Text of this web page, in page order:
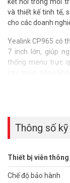
và thiết kế tinh tế,
cho các doanh
Yealink CP965 có
7 inch lớn, giúp
thống menu trực
Điện thoại hội nghị
sẽ luôn được bảo
bảo vệ thông tin
Lợi ích khi sử
Tiết kiệm thời gian
và chi phí đi lại cho
Thông số
Thiết bị viễn thông
Chế độ bảo hành